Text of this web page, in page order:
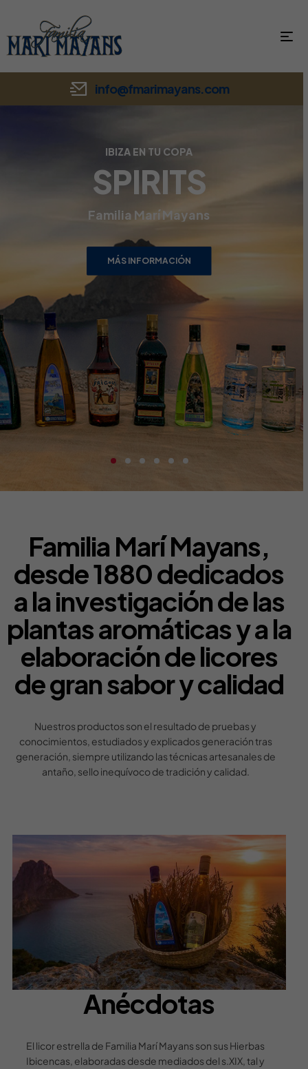
info@fmarimayans.com
IBIZA EN TU COPA
SPIRITS
Familia Marí Mayans
MÁS INFORMACIÓN
Familia Marí Mayans,
desde 1880 dedicados
a la investigación de las
plantas aromáticas y a la
elaboración de licores
de gran sabor y calidad
Nuestros productos son el resultado de pruebas y
conocimientos, estudiados y explicados generación tras
generación, siempre utilizando las técnicas artesanales de
antaño, sello inequívoco de tradición y calidad.
Anécdotas
El licor estrella de Familia Marí Mayans son sus Hierbas
Ibicencas, elaboradas desde mediados del s.XIX, tal y